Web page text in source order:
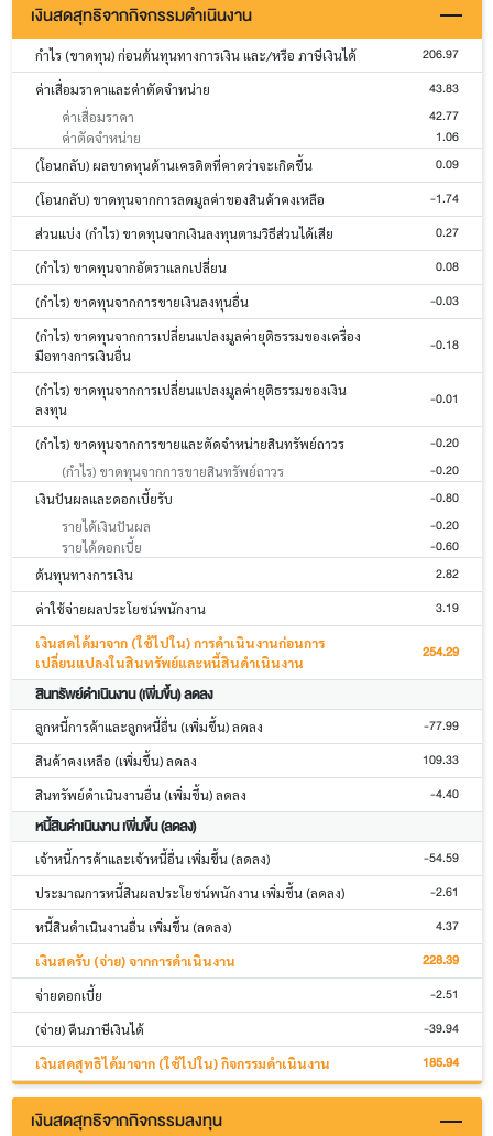
เงินสดสุทธิจากกิจกรรมดำเนินงาน
กำไร (ขาดทุน) ก่อนต้นทุนทางการเงิน และ/หรือ ภาษีเงินได้ 206.97
ค่าเสื่อมราคาและค่าตัดจำหน่าย 43.83
ค่าเสื่อมราคา 42.77
ค่าตัดจำหน่าย 1.06
(โอนกลับ) ผลขาดทุนด้านเครดิตที่คาดว่าจะเกิดขึ้น 0.09
(โอนกลับ) ขาดทุนจากการลดมูลค่าของสินค้าคงเหลือ -1.74
ส่วนแบ่ง (กำไร) ขาดทุนจากเงินลงทุนตามวิธีส่วนได้เสีย 0.27
(กำไร) ขาดทุนจากอัตราแลกเปลี่ยน 0.08
(กำไร) ขาดทุนจากการขายเงินลงทุนอื่น -0.03
(กำไร) ขาดทุนจากการเปลี่ยนแปลงมูลค่ายุติธรรมของเครื่อง
มือทางการเงินอื่น
-0.18
(กำไร) ขาดทุนจากการเปลี่ยนแปลงมูลค่ายุติธรรมของเงิน
ลงทุน
-0.01
(กำไร) ขาดทุนจากการขายและตัดจำหน่ายสินทรัพย์ถาวร -0.20
(กำไร) ขาดทุนจากการขายสินทรัพย์ถาวร -0.20
เงินปันผลและดอกเบี้ยรับ -0.80
รายได้เงินปันผล -0.20
รายได้ดอกเบี้ย -0.60
ต้นทุนทางการเงิน 2.82
ค่าใช้จ่ายผลประโยชน์พนักงาน 3.19
เงินสดได้มาจาก (ใช้ไปใน) การดำเนินงานก่อนการ
เปลี่ยนแปลงในสินทรัพย์และหนี้สินดำเนินงาน
254.29
สินทรัพย์ดำเนินงาน (เพิ่มขึ้น) ลดลง
ลูกหนี้การค้าและลูกหนี้อื่น (เพิ่มขึ้น) ลดลง -77.99
สินค้าคงเหลือ (เพิ่มขึ้น) ลดลง 109.33
สินทรัพย์ดำเนินงานอื่น (เพิ่มขึ้น) ลดลง -4.40
หนี้สินดำเนินงาน เพิ่มขึ้น (ลดลง)
เจ้าหนี้การค้าและเจ้าหนี้อื่น เพิ่มขึ้น (ลดลง) -54.59
ประมาณการหนี้สินผลประโยชน์พนักงาน เพิ่มขึ้น (ลดลง) -2.61
หนี้สินดำเนินงานอื่น เพิ่มขึ้น (ลดลง) 4.37
เงินสดรับ (จ่าย) จากการดำเนินงาน 228.39
จ่ายดอกเบี้ย -2.51
(จ่าย) คืนภาษีเงินได้ -39.94
เงินสดสุทธิได้มาจาก (ใช้ไปใน) กิจกรรมดำเนินงาน 185.94
เงินสดสุทธิจากกิจกรรมลงทุน